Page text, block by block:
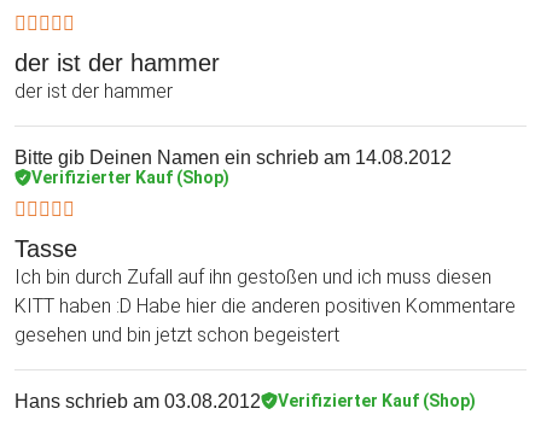
der ist der hammer
der ist der hammer
Bitte gib Deinen Namen ein schrieb am 14.08.2012
Verifizierter Kauf (Shop)
Tasse
Ich bin durch Zufall auf ihn gestoßen und ich muss diesen
KITT haben :D Habe hier die anderen positiven Kommentare
gesehen und bin jetzt schon begeistert
Hans schrieb am 03.08.2012 Verifizierter Kauf (Shop)